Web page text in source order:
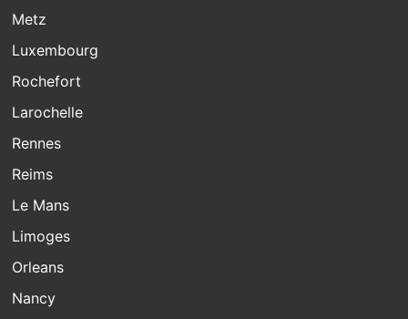
Metz
Luxembourg
Rochefort
Larochelle
Rennes
Reims
Le Mans
Limoges
Orleans
Nancy